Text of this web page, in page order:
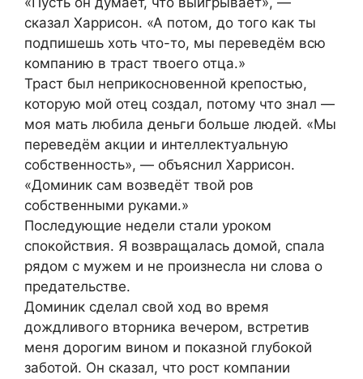
сказал Харрисон. «А потом, до того как ты
подпишешь хоть что-то, мы переведём всю
компанию в траст твоего отца.»
Траст был неприкосновенной крепостью,
которую мой отец создал, потому что знал —
моя мать любила деньги больше людей. «Мы
переведём акции и интеллектуальную
собственность», — объяснил Харрисон.
«Доминик сам возведёт твой ров
собственными руками.»
Последующие недели стали уроком
спокойствия. Я возвращалась домой, спала
рядом с мужем и не произнесла ни слова о
предательстве.
Доминик сделал свой ход во время
дождливого вторника вечером, встретив
меня дорогим вином и показной глубокой
заботой. Он сказал, что рост компании